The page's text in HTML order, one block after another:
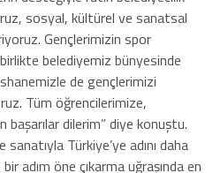
sosyal, kültürel ve sanatsal
Gençlerimizin spor
belediyemiz bünyesinde
de gençlerimizi
Tüm öğrencilerimize,
dilerim” diye konuştu.
Türkiye’ye adını daha
adım öne çıkarma uğraşında en